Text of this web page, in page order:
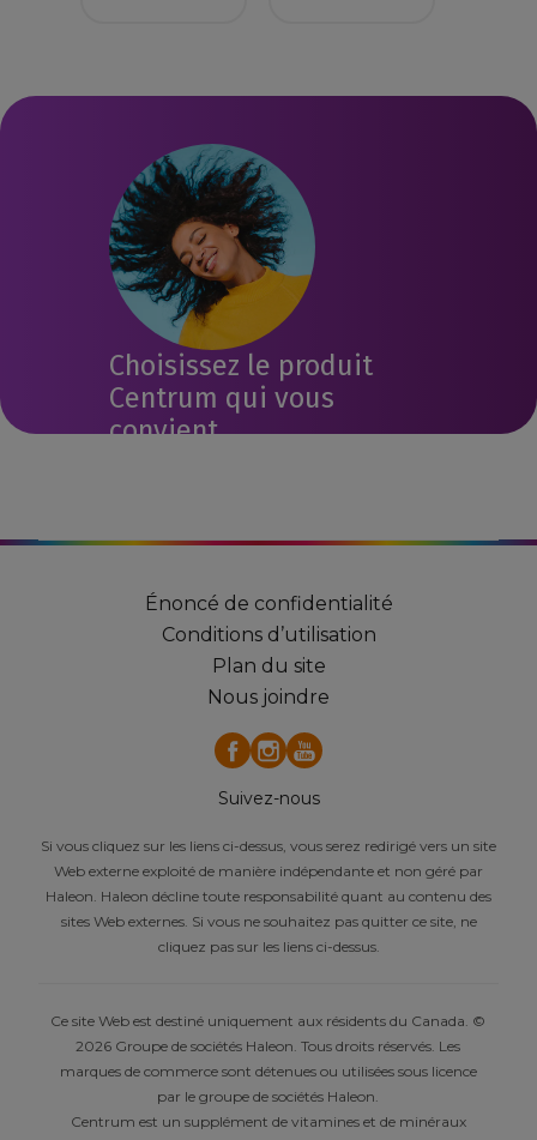
Choisissez le produit
Centrum qui vous
convient
Commencer
Énoncé de confidentialité
Conditions d’utilisation
Plan du site
Nous joindre
Suivez-nous
Si vous cliquez sur les liens ci-dessus, vous serez redirigé vers un site
Web externe exploité de manière indépendante et non géré par
Haleon. Haleon décline toute responsabilité quant au contenu des
sites Web externes. Si vous ne souhaitez pas quitter ce site, ne
cliquez pas sur les liens ci-dessus.
Ce site Web est destiné uniquement aux résidents du Canada. ©
2026 Groupe de sociétés Haleon. Tous droits réservés. Les
marques de commerce sont détenues ou utilisées sous licence
par le groupe de sociétés Haleon.
Centrum est un supplément de vitamines et de minéraux